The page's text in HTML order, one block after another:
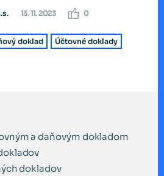
13. 11. 2023 0
doklad
Účtovné doklady
a daňovým dokladom
dokladov